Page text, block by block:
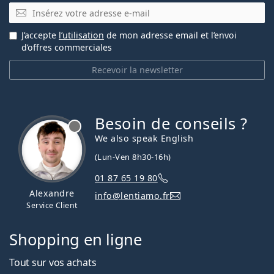
E-mail
Recevoir la newsletter
J’accepte l’utilisation de mon adresse email et l’envoi
d’offres commerciales
Alexandre
Service Client
Besoin de conseils ?
We also speak English
(Lun-Ven 8h30-16h)
01 87 65 19 80
info@lentiamo.fr
Shopping en ligne
Tout sur vos achats